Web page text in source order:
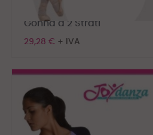
Gonna a 2 Strati
29,28 € + IVA